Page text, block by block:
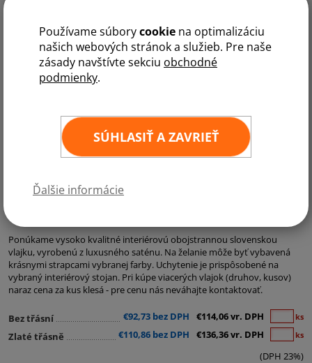
Používame súborycookie na optimalizáciu
našich webových stránok a služieb. Pre naše
zásady navštívte sekciu obchodné
podmienky.
SÚHLASIŤ A ZAVRIEŤ
Ďalšie informácie
1x1,5 m
Ponúkame vysoko kvalitné interiérovú obojstrannou slovenskou
vlajku, vyrobenú z luxusného saténu. Na želanie môže byť vybavená
krásnymi strapcami vybranej farby. Uchytenie je prispôsobené na
vybraný interiérový stojan. Pri kúpe viacerých vlajok (druhov, kusov)
naraz cena za kus klesá - pre cenu nás neváhajte kontaktovať.
Bez třásní €92,73 bez DPH €114,06 vr. DPH ks
Zlaté třásně €110,86 bez DPH €136,36 vr. DPH ks
(DPH 23%)